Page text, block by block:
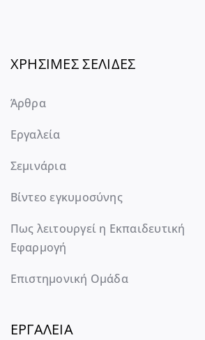
ΧΡΗΣΙΜΕΣ ΣΕΛΙΔΕΣ
Άρθρα
Εργαλεία
Σεμινάρια
Βίντεο εγκυμοσύνης
Πως λειτουργεί η Εκπαιδευτική
Εφαρμογή
Επιστημονική Ομάδα
ΕΡΓΑΛΕΙΑ